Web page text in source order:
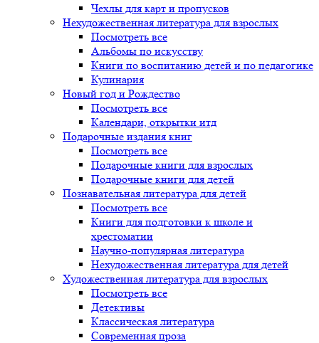
Чехлы для карт и пропусков
Нехудожественная литература для взрослых
Посмотреть все
Альбомы по искусству
Книги по воспитанию детей и по педагогике
Кулинария
Новый год и Рождество
Посмотреть все
Календари, открытки итд
Подарочные издания книг
Посмотреть все
Подарочные книги для взрослых
Подарочные книги для детей
Познавательная литература для детей
Посмотреть все
Книги для подготовки к школе и
хрестоматии
Научно-популярная литература
Нехудожественная литература для детей
Художественная литература для взрослых
Посмотреть все
Детективы
Классическая литература
Современная проза